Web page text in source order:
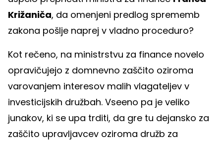
Križaniča, da omenjeni predlog sprememb
zakona pošlje naprej v vladno proceduro?
Kot rečeno, na ministrstvu za finance novelo
opravičujejo z domnevno zaščito oziroma
varovanjem interesov malih vlagateljev v
investicijskih družbah. Vseeno pa je veliko
junakov, ki se upa trditi, da gre tu dejansko za
zaščito upravljavcev oziroma družb za